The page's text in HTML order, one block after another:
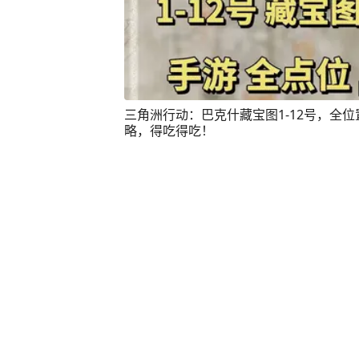
三角洲行动：巴克什藏宝图1-12号，全位
略，得吃得吃！